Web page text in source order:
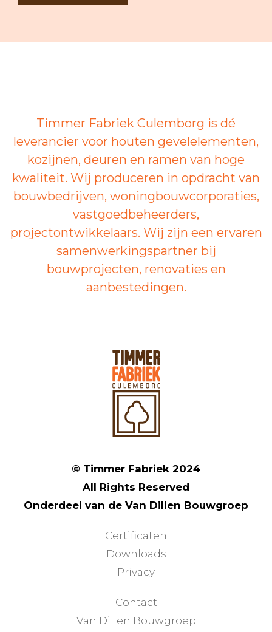
Timmer Fabriek Culemborg is dé
leverancier voor houten gevelelementen,
kozijnen, deuren en ramen van hoge
kwaliteit. Wij produceren in opdracht van
bouwbedrijven, woningbouwcorporaties,
vastgoedbeheerders,
projectontwikkelaars. Wij zijn een ervaren
samenwerkingspartner bij
bouwprojecten, renovaties en
aanbestedingen.
© Timmer Fabriek 2024
All Rights Reserved
Onderdeel van de Van Dillen Bouwgroep
Certificaten
Downloads
Privacy
Contact
Van Dillen Bouwgroep